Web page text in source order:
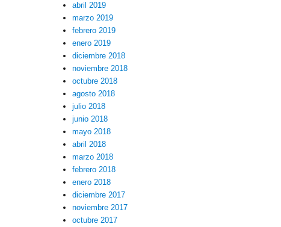
abril 2019
marzo 2019
febrero 2019
enero 2019
diciembre 2018
noviembre 2018
octubre 2018
agosto 2018
julio 2018
junio 2018
mayo 2018
abril 2018
marzo 2018
febrero 2018
enero 2018
diciembre 2017
noviembre 2017
octubre 2017